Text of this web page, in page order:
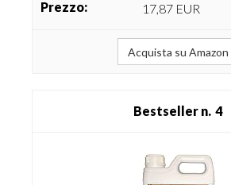
17,87 EUR
Acquista su Amazon
4